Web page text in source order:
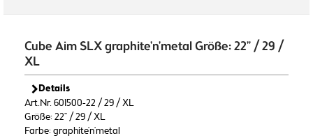
Cube Aim SLX graphite'n'metal Größe: 22" / 29 /
XL
Details
Art.Nr. 601500-22 / 29 / XL
Größe: 22" / 29 / XL
Farbe: graphite'n'metal